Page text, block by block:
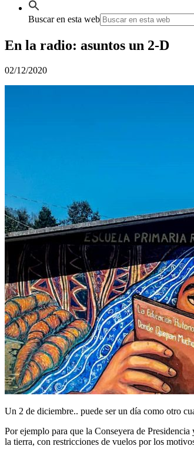
Buscar en esta web
En la radio: asuntos un 2-D
02/12/2020
Un 2 de diciembre.. puede ser un día como otro
Por ejemplo para que la Conseyera de
la tierra, con restricciones de vuelos por los